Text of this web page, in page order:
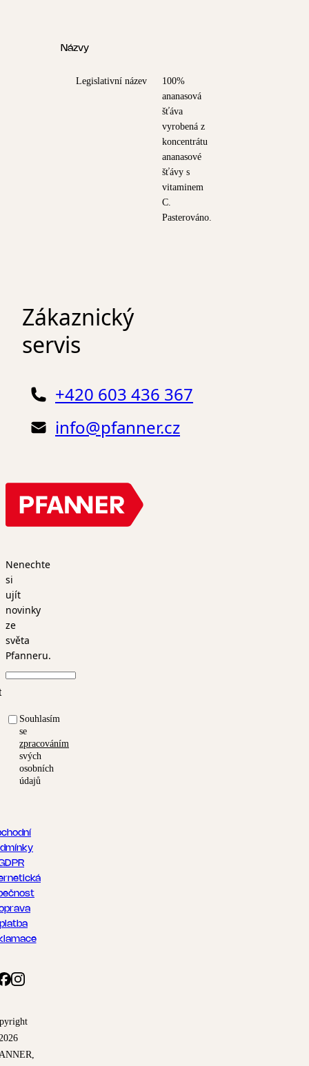
Názvy
Legislativní název
100%
ananasová
šťáva
vyrobená z
koncentrátu
ananasové
šťávy s
vitaminem
C.
Pasterováno.
Nenechte
si
ujít
novinky
ze
světa
Pfanneru.
Souhlasím
se
zpracováním
svých
osobních
údajů
Zákaznický
servis
+420 603 436 367
info@pfanner.cz